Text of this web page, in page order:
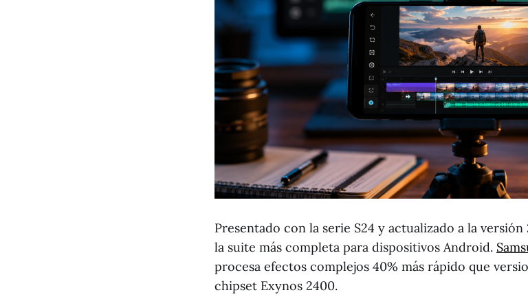
Presentado con la serie S24 y actualizado a la versión
la suite más completa para dispositivos Android.
procesa efectos complejos 40% más rápido que
chipset Exynos 2400.